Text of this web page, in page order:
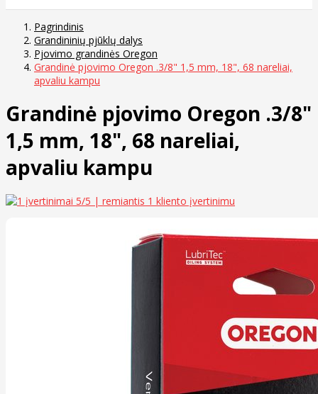
Pagrindinis
Grandininių pjūklų dalys
Pjovimo grandinės Oregon
Grandinė pjovimo Oregon .3/8" 1,5 mm, 18", 68 nareliai,
apvaliu kampu
Grandinė pjovimo Oregon .3/8"
1,5 mm, 18", 68 nareliai,
apvaliu kampu
5/5 | remiantis 1 kliento įvertinimu